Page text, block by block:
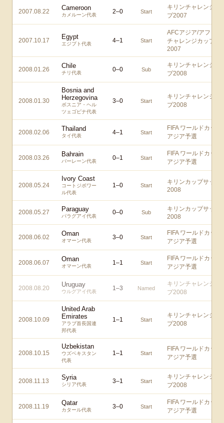
2007.08.22 Cameroon
カメルーン代表 2–0 Start
キリンチャレンジカ
プ2007
2007.10.17 Egypt
エジプト代表 4–1 Start
AFCアジア/アフリカ
チャレンジカップ
2007
2008.01.26 Chile
チリ代表 0–0 Sub
キリンチャレンジカ
プ2008
2008.01.30
Bosnia and
Herzegovina
ボスニア・ヘル
ツェゴビナ代表
3–0 Start
キリンチャレンジカ
プ2008
2008.02.06 Thailand
タイ代表 4–1 Start
FIFA ワールドカップ
アジア予選
2008.03.26 Bahrain
バーレーン代表 0–1 Start
FIFA ワールドカップ
アジア予選
2008.05.24
Ivory Coast
コートジボワー
ル代表
1–0 Start
キリンカップサッカ
2008
2008.05.27 Paraguay
パラグアイ代表
0–0 Sub
キリンカップサッカ
2008
2008.06.02 Oman
オマーン代表 3–0 Start
FIFA ワールドカップ
アジア予選
2008.06.07 Oman
オマーン代表 1–1 Start
FIFA ワールドカップ
アジア予選
2008.08.20 Uruguay
ウルグアイ代表 1–3 Named
キリンチャレンジカ
プ2008
2008.10.09
United Arab
Emirates
アラブ首長国連
邦代表
1–1 Start
キリンチャレンジカ
プ2008
2008.10.15
Uzbekistan
ウズベキスタン
代表
1–1 Start
FIFA ワールドカップ
アジア予選
2008.11.13 Syria
シリア代表 3–1 Start
キリンチャレンジカ
プ2008
2008.11.19 Qatar
カタール代表 3–0 Start
FIFA ワールドカップ
アジア予選